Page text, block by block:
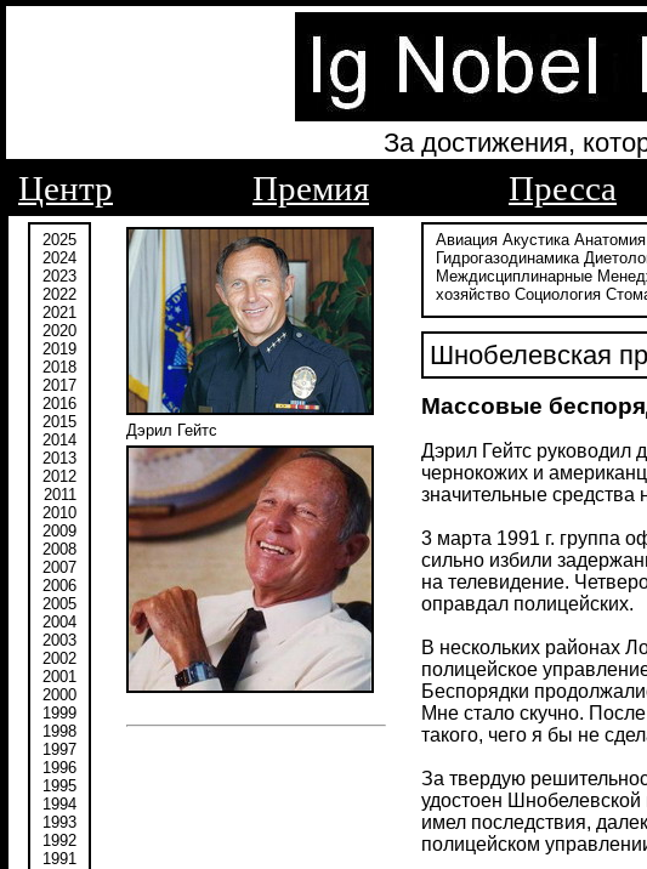
За достижения,
Центр Премия Пресса
2025
2024
2023
2022
2021
2020
2019
2018
2017
2016
2015
2014
2013
2012
2011
2010
2009
2008
2007
2006
2005
2004
2003
2002
2001
2000
1999
1998
1997
1996
1995
1994
1993
1992
1991
Дэрил Гейтс
Авиация Акустика Анатомия
Гидрогазодинамика
Междисциплинарные
хозяйство Социология
Шнобелевская
Массовые
Дэрил Гейтс руководил
чернокожих и
значительные средства
3 марта 1991 г. группа
сильно избили
на телевидение.
оправдал полицейских.
В нескольких районах
полицейское
Беспорядки
Мне стало скучно.
такого, чего я бы не
За твердую
удостоен
имел последствия,
полицейском